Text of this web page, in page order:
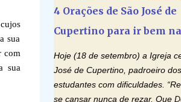
sua
com
sua
gozemos sempre da sua
Cristo, Senhor Nosso. Amém.
céu e da terra; e em Jesus
Filho, nosso Senhor; que foi
poder do Espí­rito Santo; nasceu
4 Orações de São José de
Cupertino para ir bem
Hoje (18 de setembro) a Igreja
José de Cupertino, padroeiro dos
estudantes com dificuldades.
se cansar nunca de rezar. Que